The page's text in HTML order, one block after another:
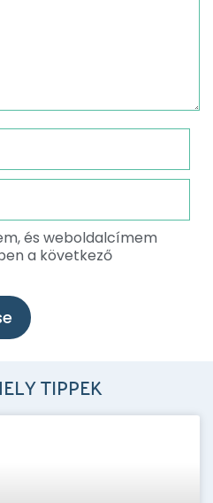
és weboldalcímem
a következő
TIPPEK